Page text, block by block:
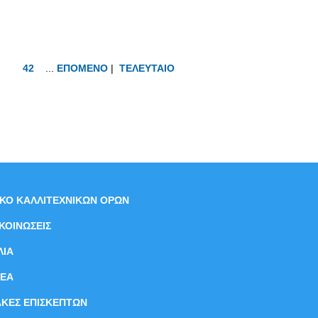
42 ΕΠΟΜΕΝΟ | ΤΕΛΕΥΤΑΙΟ
ΚΑΛΛΙΤΕΧΝΙΚΩΝ ΟΡΩΝ
ΕΠΙΣΚΕΠΤΩΝ